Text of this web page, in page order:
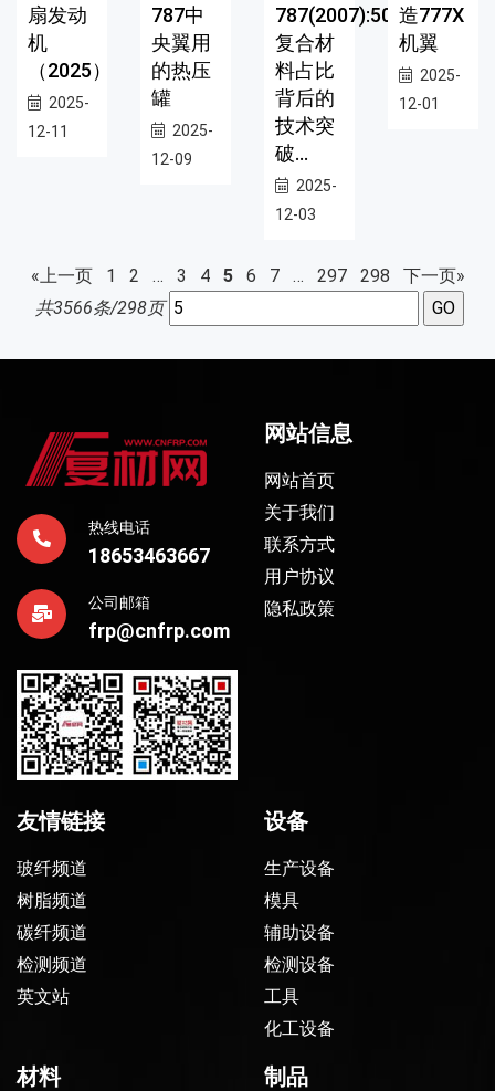
扇发动
机
（2025）
2025-
12-11
787中
央翼用
的热压
罐
2025-
12-09
787(2007):50%
复合材
料占比
背后的
技术突
破...
2025-
12-03
造777X
机翼
2025-
12-01
«上一页 1 2 … 3 4 5 6 7 … 297 298
下一页»
共3566条/298页
热线电话
18653463667
公司邮箱
frp@cnfrp.com
网站信息
网站首页
关于我们
联系方式
用户协议
隐私政策
友情链接
玻纤频道
树脂频道
碳纤频道
检测频道
英文站
设备
生产设备
模具
辅助设备
检测设备
工具
化工设备
材料 制品